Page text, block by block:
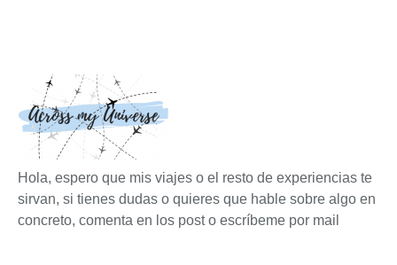
Hola, espero que mis viajes o el resto de experiencias te
sirvan, si tienes dudas o quieres que hable sobre algo en
concreto, comenta en los post o escríbeme por mail